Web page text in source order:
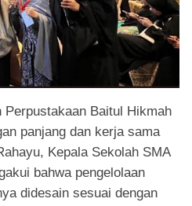
Perpustakaan Baitul Hikmah
panjang dan kerja sama
Kepala Sekolah SMA
bahwa pengelolaan
didesain sesuai dengan